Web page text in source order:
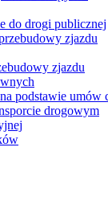
do drogi publicznej
zjazdu
zjazdu
podstawie
drogowym